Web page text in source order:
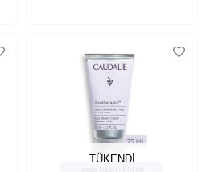
TÜKENDI